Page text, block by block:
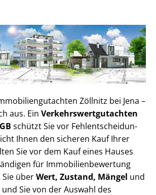
Zöllnitz bei Jena –
aus. Ein Ver­kehrs­wert­gut­ach­ten
schützt Sie vor Fehl­ent­schei­dun­
Ihnen den sicheren Kauf Ihrer
Sie vor dem Kauf eines Hauses
für Im­mo­bi­li­en­be­wer­tung
Sie überWert, Zustand, Mängel und
Sie von der Auswahl des